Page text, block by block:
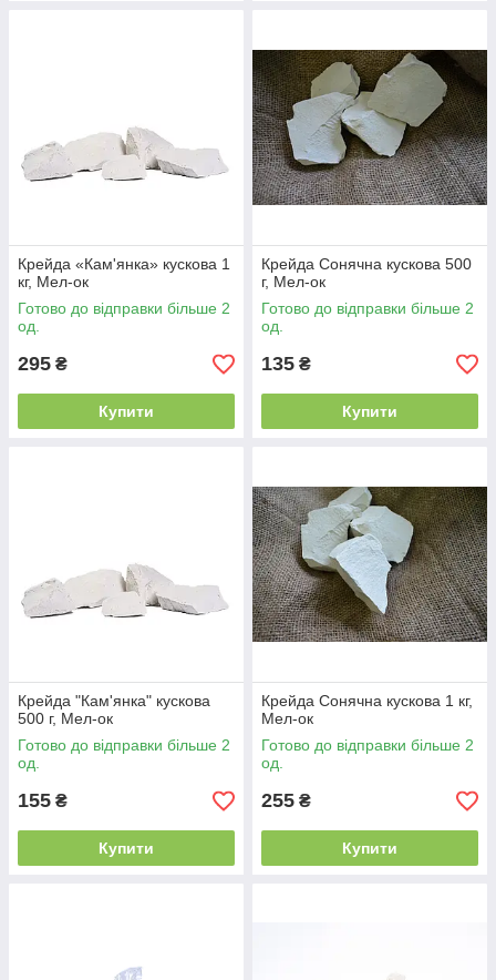
Крейда «Кам'янка» кускова 1
кг, Мел-ок
Готово до відправки більше 2
од.
295 ₴
Купити
Крейда Сонячна кускова 500
г, Мел-ок
Готово до відправки більше 2
од.
135 ₴
Купити
Крейда "Кам'янка" кускова
500 г, Мел-ок
Готово до відправки більше 2
од.
155 ₴
Купити
Крейда Сонячна кускова 1 кг,
Мел-ок
Готово до відправки більше 2
од.
255 ₴
Купити